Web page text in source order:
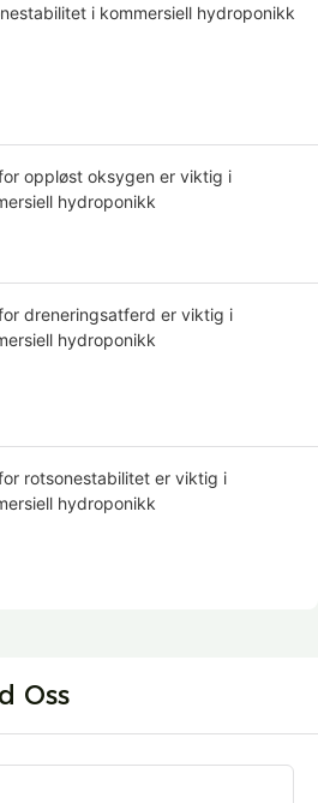
i kommersiell hydroponikk
oppløst oksygen er viktig i
hydroponikk
dreneringsatferd er viktig i
hydroponikk
rotsonestabilitet er viktig i
hydroponikk
Oss